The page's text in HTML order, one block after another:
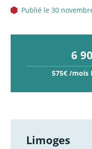
Publié le 30
6
575€ /mois
Limoges